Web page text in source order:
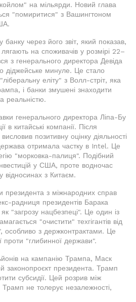
на мільярди. Новий глава
"помиритися" з Вашингтоном
через його звіт, який показав,
на споживачів у розмірі 22–
з генерального директора Девіда
діджейське минуле. Це стало
еліту" з Волл-стріт, яка
і банки змушені знаходити
реальністю.
генерального директора Ліпа-Бу
в китайські компанії. Після
позитивну оцінку діяльності
отримала частку в Intel. Це
"морковка-палиця". Подібний
у США, проте водночас
відносинах з Китаєм.
президента з міжнародних справ
радниця президентів Барака
"загрозу нацбезпеці". Це один із
"очистити" техгігантів від
особливо з держконтрактами. Це
проти "глибинної держави".
на кампанію Трампа, Маск
законопроєкт президента. Трамп
субсидії. Цей розрив між
не толерує незалежності,